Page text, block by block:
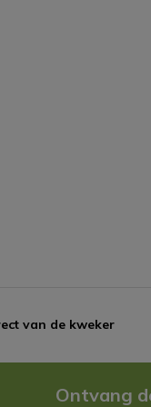
van de kweker
Ontvang